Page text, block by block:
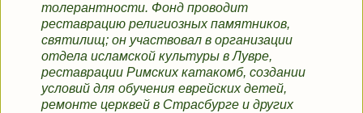
толерантности. Фонд проводит
реставрацию религиозных памятников,
святилищ; он участвовал в организации
отдела исламской культуры в Лувре,
реставрации Римских катакомб, создании
условий для обучения еврейских детей,
ремонте церквей в Страсбурге и других